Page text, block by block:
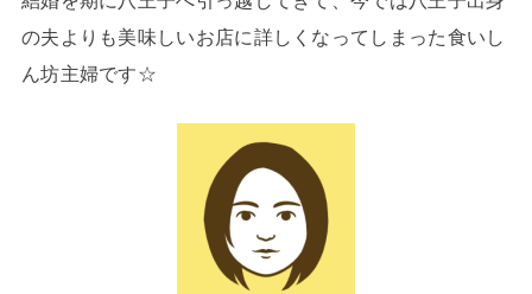
の夫よりも美味しいお店に詳しくなってしまった食いし
ん坊主婦です☆